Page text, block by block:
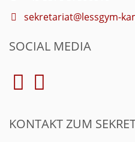
sekretariat@lessgym-
SOCIAL MEDIA
KONTAKT ZUM